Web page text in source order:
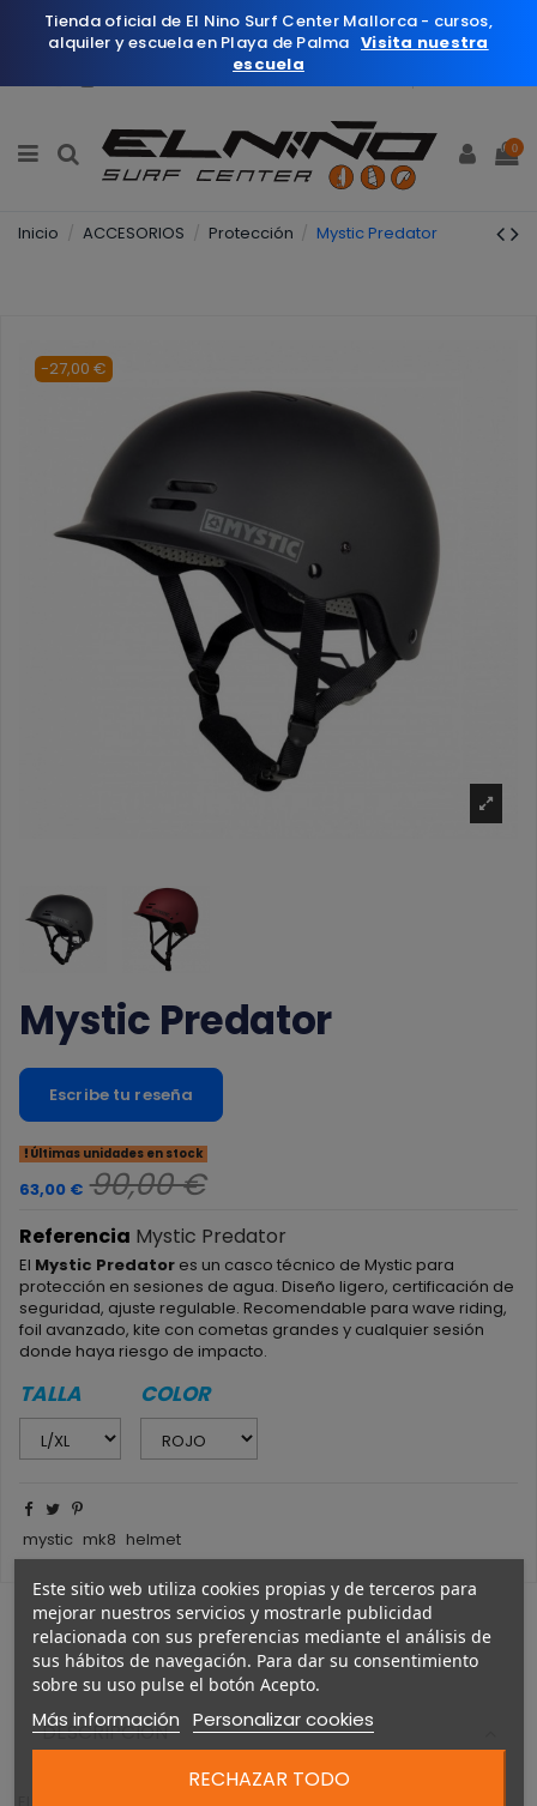
0
Inicio ACCESORIOS Protección Mystic Predator
-27,00 €
Mystic Predator
Escribe tu reseña
Últimas unidades en stock
63,00 € 90,00 €
Referencia Mystic Predator
El Mystic Predator es un casco técnico de Mystic para
protección en sesiones de agua. Diseño ligero, certificación de
seguridad, ajuste regulable. Recomendable para wave riding,
foil avanzado, kite con cometas grandes y cualquier sesión
donde haya riesgo de impacto.
TALLA COLOR
mystic mk8 helmet
DESCRIPCIÓN
Este sitio web utiliza cookies propias y de terceros para
mejorar nuestros servicios y mostrarle publicidad
relacionada con sus preferencias mediante el análisis de
sus hábitos de navegación. Para dar su consentimiento
sobre su uso pulse el botón Acepto.
Más información Personalizar cookies
RECHAZAR TODO
Tienda oficial de El Nino Surf Center Mallorca - cursos,
alquiler y escuela en Playa de Palma Visita nuestra
escuela